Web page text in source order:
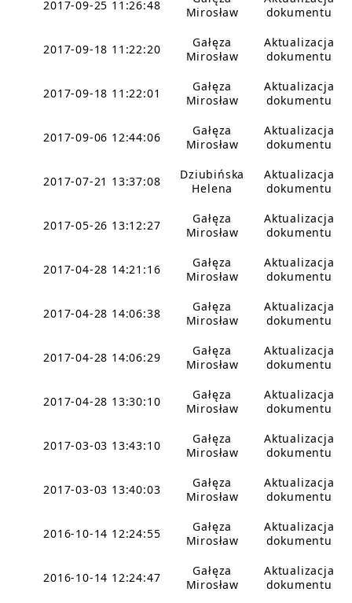
2017-09-25 11:26:48
Mirosław
dokumentu
2017-09-18 11:22:20
Gałęza
Mirosław
Aktualizacja
dokumentu
2017-09-18 11:22:01
Gałęza
Mirosław
Aktualizacja
dokumentu
2017-09-06 12:44:06
Gałęza
Mirosław
Aktualizacja
dokumentu
2017-07-21 13:37:08
Dziubińska
Helena
Aktualizacja
dokumentu
2017-05-26 13:12:27
Gałęza
Mirosław
Aktualizacja
dokumentu
2017-04-28 14:21:16
Gałęza
Mirosław
Aktualizacja
dokumentu
2017-04-28 14:06:38
Gałęza
Mirosław
Aktualizacja
dokumentu
2017-04-28 14:06:29
Gałęza
Mirosław
Aktualizacja
dokumentu
2017-04-28 13:30:10
Gałęza
Mirosław
Aktualizacja
dokumentu
2017-03-03 13:43:10
Gałęza
Mirosław
Aktualizacja
dokumentu
2017-03-03 13:40:03
Gałęza
Mirosław
Aktualizacja
dokumentu
2016-10-14 12:24:55
Gałęza
Mirosław
Aktualizacja
dokumentu
2016-10-14 12:24:47
Gałęza
Mirosław
Aktualizacja
dokumentu